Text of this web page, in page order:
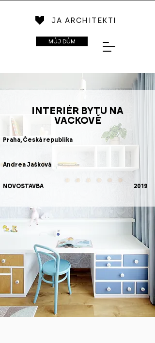
JA ARCHITEKTI
MŮJ DŮM
INTERIÉR BYTU NA
VACKOVĚ
Praha, Česká republika
Andrea Jašková
NOVOSTAVBA 2019